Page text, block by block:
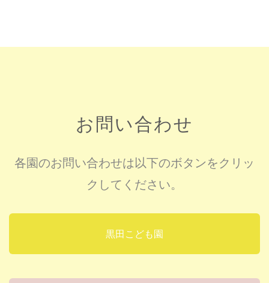
お問い合わせ
各園のお問い合わせは以下のボタンをクリッ
クしてください。
黒田こども園